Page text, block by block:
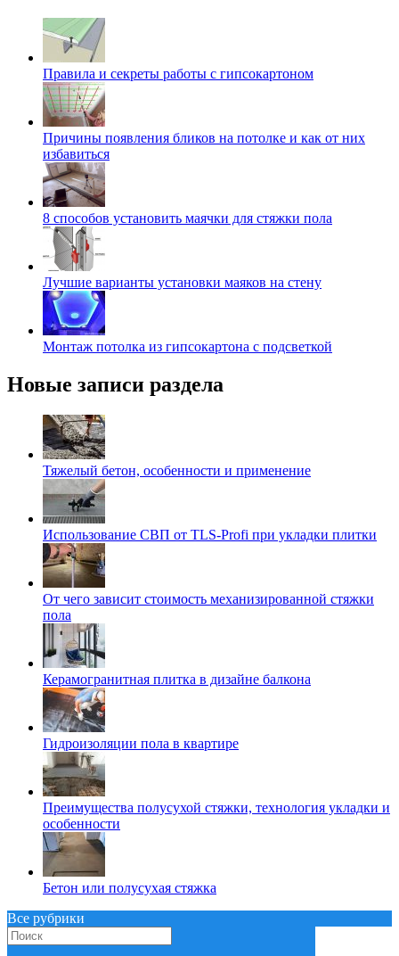
Правила и секреты работы с гипсокартоном
Причины появления бликов на потолке и как от них
избавиться
8 способов установить маячки для стяжки пола
Лучшие варианты установки маяков на стену
Монтаж потолка из гипсокартона с подсветкой
Новые записи раздела
Тяжелый бетон, особенности и применение
Использование СВП от TLS-Profi при укладки плитки
От чего зависит стоимость механизированной стяжки
пола
Керамогранитная плитка в дизайне балкона
Гидроизоляции пола в квартире
Преимущества полусухой стяжки, технология укладки и
особенности
Бетон или полусухая стяжка
Все рубрики